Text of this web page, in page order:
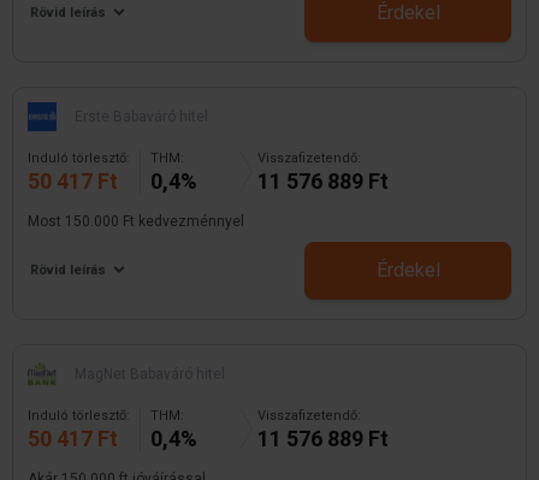
Rövid leírás Érdekel
Induló törlesztő:
50 417 Ft
THM:
0,4%
Visszafizetendő:
11 576 889 Ft
Most 150.000 Ft kedvezménnyel
Rövid leírás Érdekel
Induló törlesztő:
50 417 Ft
THM:
0,4%
Visszafizetendő:
11 576 889 Ft